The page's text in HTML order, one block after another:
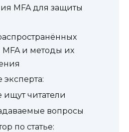
MFA для защиты
MFA и методы их
ищут читатели
вопросы
по статье: